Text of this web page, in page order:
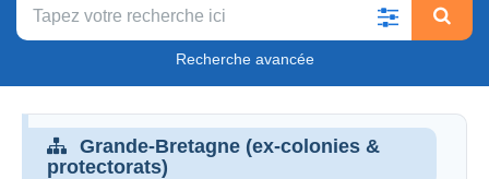
Recherche avancée
Grande-Bretagne (ex-colonies &
protectorats)